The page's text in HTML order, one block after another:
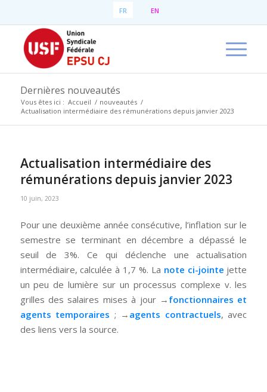
FR EN
Dernières nouveautés
Vous êtes ici : Accueil / nouveautés /
Actualisation intermédiaire des rémunérations depuis janvier 2023
Actualisation intermédiaire des
rémunérations depuis janvier 2023
10 juin, 2023
Pour une deuxième année consécutive, l’inflation sur le
semestre se terminant en décembre a dépassé le
seuil de 3%. Ce qui déclenche une actualisation
intermédiaire, calculée à 1,7 %. La note ci-jointe jette
un peu de lumière sur un processus complexe v. les
grilles des salaires mises à jour → fonctionnaires et
agents temporaires ; → agents contractuels, avec
des liens vers la source.